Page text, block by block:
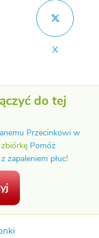
X
do tej
Przecinkowi w
Pomóż
zapaleniem płuc!